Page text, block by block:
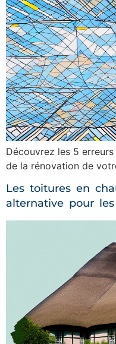
Découvrez les 5
de la rénovation de
Les toitures en
alternative pour